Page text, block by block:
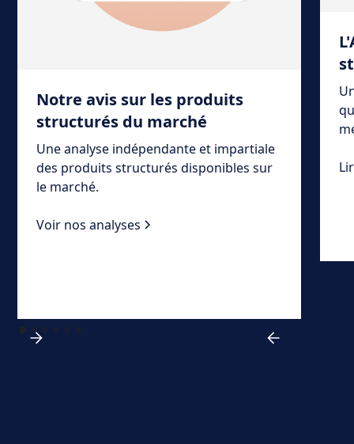
Notre avis sur les produits
structurés du marché
Une analyse indépendante et impartiale
des produits structurés disponibles sur
le marché.
Voir nos analyses